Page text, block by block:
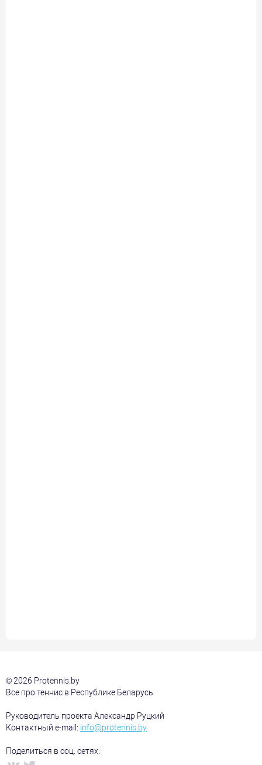
© 2026 Protennis.by
Все про теннис в Республике Беларусь
Руководитель проекта Александр Руцкий
Контактный e-mail: info@protennis.by
Поделиться в соц. сетях: